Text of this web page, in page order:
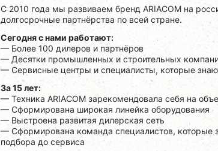
С 2010 года мы развиваем бренд ARIACOM на
долгосрочные партнёрства по всей стране.
Сегодня с нами работают:
— Более 100 дилеров и партнёров
— Десятки промышленных и строительных
— Сервисные центры и специалисты, которые
За 15 лет:
— Техника ARIACOM зарекомендовала себя на
— Сформирована широкая линейка оборудования
— Выстроена развитая дилерская сеть
— Сформирована команда специалистов, которые
подбора до сервиса